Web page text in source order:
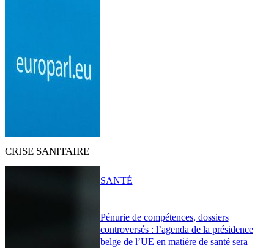
CRISE SANITAIRE
Pénurie de compétences, dossiers
controversés : l’agenda de la présidence
belge de l’UE en matière de santé sera
SANTÉ